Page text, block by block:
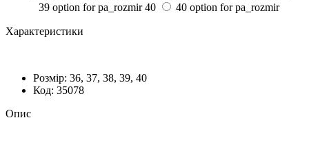
39 option for pa_rozmir 40 40 option for pa_rozmir
Характеристики
Розмiр: 36, 37, 38, 39, 40
Код: 35078
Опис